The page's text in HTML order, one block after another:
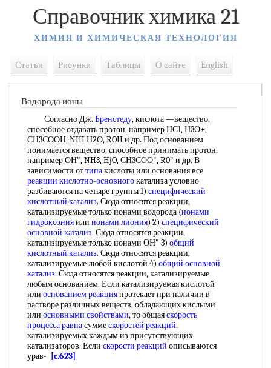
Справочник химика 21
ХИМИЯ И ХИМИЧЕСКАЯ ТЕХНОЛОГИЯ
Статьи Рисунки Таблицы О сайте English
Водорода ионы
Согласно Дж. Бренстеду, кислота —вещество,
способное отдавать протон, например НС1, Н3О+,
СН3СООН, NHI Н2О, ROH и др. Под основанием
понимается вещество, способное принимать протон,
например ОН", NH3, HjO, СН3СОО", R0" и др. В
зависимости оттипакислоты или основания все
реакции кислотно-основногокатализа условно
разбиваются на четыре группы 1) специфический
кислотный катализ. Сюда относятся реакции,
катализируемые только ионами водорода (ионами
гидроксонияили ионами лиония) 2) специфический
основной катализ. Сюда относятся реакции,
катализируемые только ионами ОН" 3) общий
кислотный катализ. Сюда относятся реакции,
катализируемые любой кислотой 4) общий основной
катализ. Сюда относятся реакции, катализируемые
любым основанием. Если катализируемая кислотой
или основанием реакцияпротекает при наличии в
растворе различных веществ, обладающих кислыми
или основными свойствами, то общаяскорость
процессаравнасуммескоростей реакций,
катализируемых каждым из присутствующих
катализаторов. Если скорости реакций описываются
урав-
[c.623]